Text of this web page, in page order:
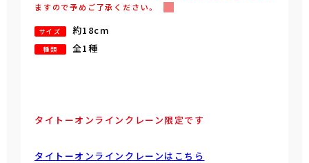
ますので予めご了承ください。
サイズ 約18cm
種類 全1種
タイトーオンラインクレーン限定です
タイトーオンラインクレーンはこちら